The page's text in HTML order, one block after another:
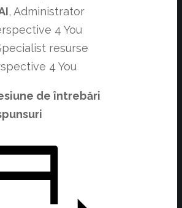
, Administrator
4 You
resurse
4 You
de întrebări